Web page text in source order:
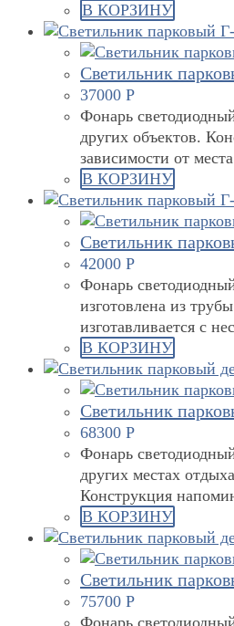
В КОРЗИНУ
Светильник
37000 Р
Фонарь
других объектов.
зависимости от
В КОРЗИНУ
Светильник
42000 Р
Фонарь
изготовлена из
изготавливается с
В КОРЗИНУ
Светильник
68300 Р
Фонарь
других местах
Конструкция
В КОРЗИНУ
Светильник
75700 Р